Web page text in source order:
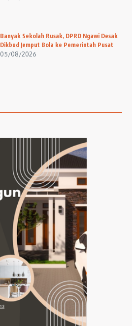
Banyak Sekolah Rusak, DPRD Ngawi Desak
Dikbud Jemput Bola ke Pemerintah Pusat
05/08/2026